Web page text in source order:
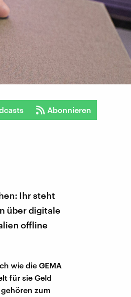
Abonnieren
Ihr steht
über digitale
offline
wie die GEMA
für sie Geld
zum